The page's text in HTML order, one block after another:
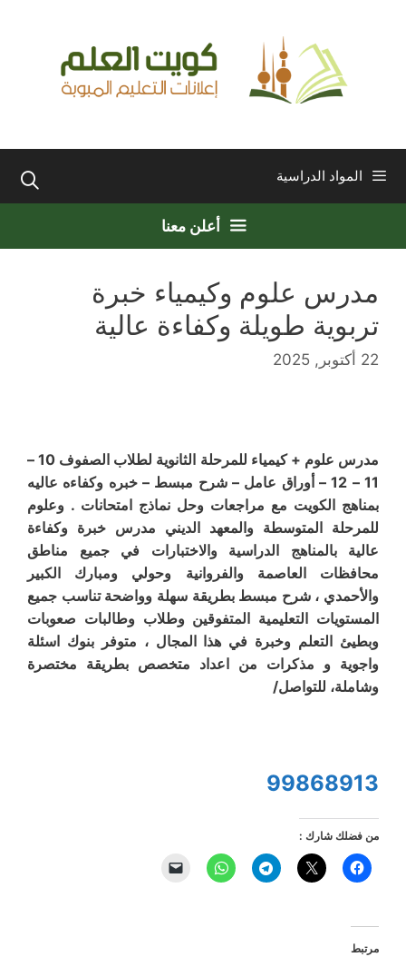
المواد الدراسية
أعلن معنا
مدرس علوم وكيمياء خبرة
تربوية طويلة وكفاءة عالية
22 أكتوبر, 2025
مدرس علوم + كيمياء للمرحلة الثانوية لطلاب الصفوف 10 –
11 – 12 – أوراق عامل – شرح مبسط – خبره وكفاءه عاليه
بمناهج الكويت مع مراجعات وحل نماذج امتحانات . وعلوم
للمرحلة المتوسطة والمعهد الديني مدرس خبرة وكفاءة
عالية بالمناهج الدراسية والاختبارات في جميع مناطق
محافظات العاصمة والفروانية وحولي ومبارك الكبير
والأحمدي ، شرح مبسط بطريقة سهلة وواضحة تناسب جميع
المستويات التعليمية المتفوقين وطلاب وطالبات صعوبات
وبطيئ التعلم وخبرة في هذا المجال ، متوفر بنوك اسئلة
واجوية و مذكرات من اعداد متخصص بطريقة مختصرة
وشاملة، للتواصل/
99868913
من فضلك شارك :
مرتبط